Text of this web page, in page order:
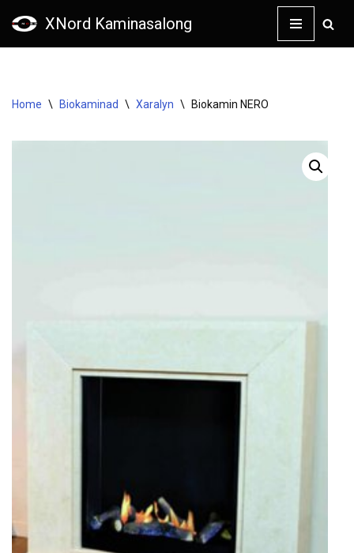
XNord Kaminasalong
Home \ Biokaminad \ Xaralyn \ Biokamin NERO